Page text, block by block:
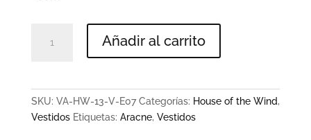
Aracne
Añadir al carrito
SKU: VA-HW-13-V-E07 Categorías: House of the Wind,
Vestidos Etiquetas: Aracne, Vestidos